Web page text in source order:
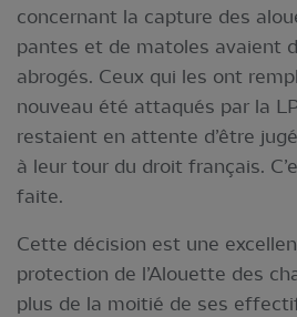
concernant la capture des
pantes et de matoles avaient
abrogés. Ceux qui les ont
nouveau été attaqués par la
restaient en attente d’être
à leur tour du droit français.
faite.
Cette décision est une
protection de l’Alouette des
plus de la moitié de ses